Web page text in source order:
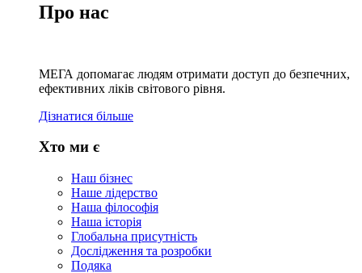
Про нас
МЕГА допомагає людям отримати доступ до безпечних,
ефективних ліків світового рівня.
Дізнатися більше
Хто ми є
Наш бізнес
Наше лідерство
Наша філософія
Наша історія
Глобальна присутність
Дослідження та розробки
Подяка